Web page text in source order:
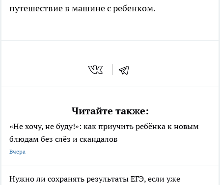
путешествие в машине с ребенком.
Читайте также:
«Не хочу, не буду!»: как приучить ребёнка к новым
блюдам без слёз и скандалов
Вчера
Нужно ли сохранять результаты ЕГЭ, если уже